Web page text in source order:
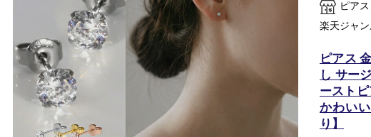
ピア
楽天ジャ
ピアス
し サー
ースト
かわい
り】